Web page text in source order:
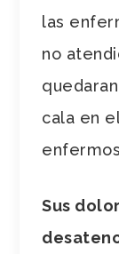
las
no
cala en
Sus